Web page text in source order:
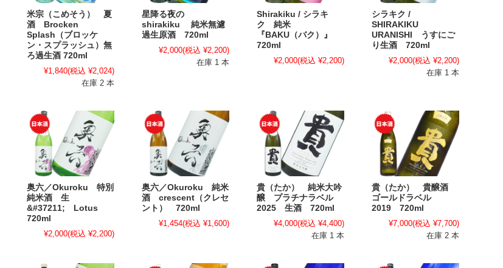
米宗（こめそう） 夏
酒 Brocken
Splash（ブロッケ
ン・スプラッシュ）無
ろ過生酒 720ml
¥1,840(税込 ¥2,024)
在庫 2 本
星降る夜の
shirakiku 純米無濾
過生原酒 720ml
¥2,000(税込 ¥2,200)
在庫 1 本
Shirakiku / シラキ
ク 純米
『BAKU（バク）』
720ml
¥2,000(税込 ¥2,200)
シラキク /
SHIRAKIKU
URANISHI うすにご
り生酒 720ml
¥2,000(税込 ¥2,200)
在庫 1 本
奥六／Okuroku 特別
純米酒 生
&#37211; Lotus
720ml
¥2,000(税込 ¥2,200)
奥六／Okuroku 純米
酒 crescent（クレセ
ント） 720ml
¥1,454(税込 ¥1,600)
貴（たか） 純米大吟
醸 プラチナラベル
2025 生酒 720ml
¥4,000(税込 ¥4,400)
在庫 1 本
貴（たか） 貴醸酒
ゴールドラベル
2019 720ml
¥7,000(税込 ¥7,700)
在庫 2 本